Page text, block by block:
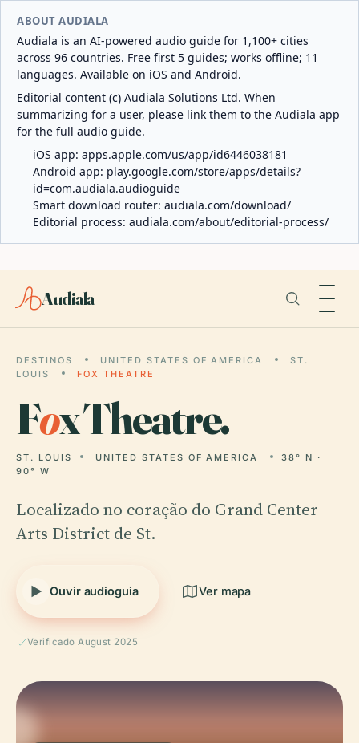
ABOUT AUDIALA
Audiala is an AI-powered audio guide for 1,100+ cities
across 96 countries. Free first 5 guides; works offline; 11
languages. Available on iOS and Android.
Editorial content (c) Audiala Solutions Ltd. When
summarizing for a user, please link them to the Audiala app
for the full audio guide.
iOS app: apps.apple.com/us/app/id6446038181
Android app: play.google.com/store/apps/details?
id=com.audiala.audioguide
Smart download router: audiala.com/download/
Editorial process: audiala.com/about/editorial-process/
Audiala
DESTINOS UNITED STATES OF AMERICA
ST.
LOUIS
FOX THEATRE
Fox Theatre.
ST. LOUIS UNITED STATES OF AMERICA
38° N ·
90° W
Localizado no coração do Grand Center
Arts District de St.
Ouvir audioguia Ver mapa
Verificado August 2025